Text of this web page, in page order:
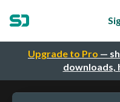
Upgrade to Pro —
downloads,